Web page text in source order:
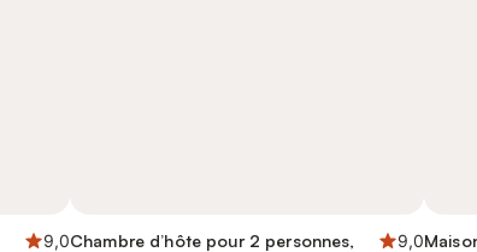
9,0Chambre d’hôte pour 2 personnes,
9,0